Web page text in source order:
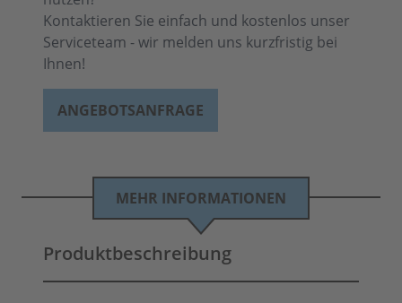
Kontaktieren Sie einfach und kostenlos unser
Serviceteam - wir melden uns kurzfristig bei
Ihnen!
ANGEBOTSANFRAGE
MEHR INFORMATIONEN
Produktbeschreibung